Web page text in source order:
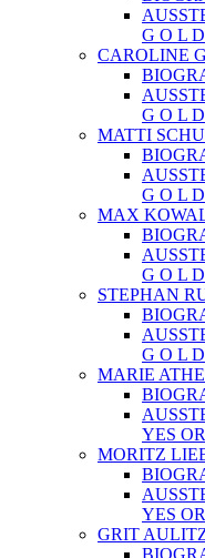
G O L
CAROLINE
G O L
MATTI
G O L
MAX
G O L
STEPHAN
G O L
MARIE
YES
MORITZ
YES
GRIT